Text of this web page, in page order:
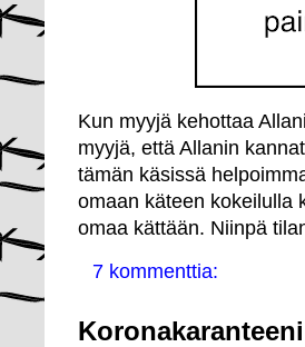
Kun myyjä kehottaa
myyjä, että Allanin
tämän käsissä
omaan käteen kokeilulla
omaa kättään. Niinpä
7 kommenttia: